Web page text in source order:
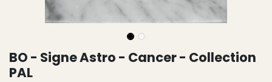
BO - Signe Astro - Cancer - Collection
PAL